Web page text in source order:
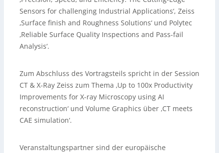
Sensors for challenging Industrial Applications‘, Zeiss
‚Surface finish and Roughness Solutions‘ und Polytec
‚Reliable Surface Quality Inspections and Pass-fail
Analysis‘.
Zum Abschluss des Vortragsteils spricht in der Session
CT & X-Ray Zeiss zum Thema ‚Up to 100x Productivity
Improvements for X-ray Microscopy using AI
reconstruction‘ und Volume Graphics über ‚CT meets
CAE simulation‘.
Veranstaltungspartner sind der europäische